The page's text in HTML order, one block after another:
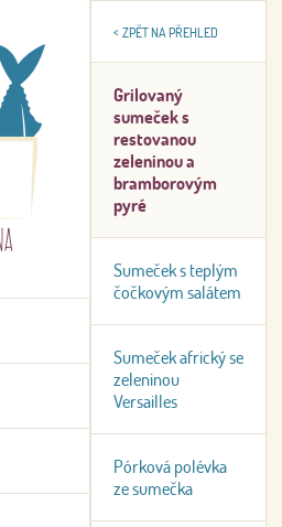
< ZPĚT NA PŘEHLED
Grilovaný
sumeček s
restovanou
zeleninou a
bramborovým
pyré
Sumeček s teplým
čočkovým salátem
Sumeček africký se
zeleninou
Versailles
Pórková polévka
ze sumečka